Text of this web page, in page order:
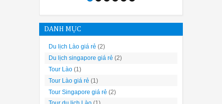
DANH MỤC
Du lịch Lào giá rẻ
(2)
Du lịch singapore giá rẻ
(2)
Tour Lào (1)
Tour Lào giá rẻ (1)
Tour Singapore giá rẻ (2)